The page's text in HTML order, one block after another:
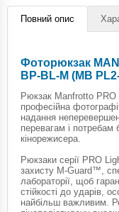
Повний опис
Фоторюкзак
BP-BL-M (MB
Рюкзак Manfrotto
професійна
надання
перевагам і
кінорежисера.
Рюкзаки серії PRO
захисту M-Guard™,
лабораторії, щоб
стійкості до ударів,
найбільш важливим.